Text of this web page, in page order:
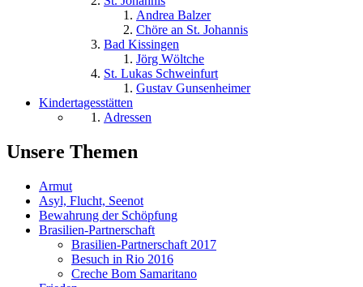
Andrea Balzer
Chöre an St. Johannis
Bad Kissingen
Jörg Wöltche
St. Lukas Schweinfurt
Gustav Gunsenheimer
Kindertagesstätten
Adressen
Unsere Themen
Armut
Asyl, Flucht, Seenot
Bewahrung der Schöpfung
Brasilien-Partnerschaft
Brasilien-Partnerschaft 2017
Besuch in Rio 2016
Creche Bom Samaritano